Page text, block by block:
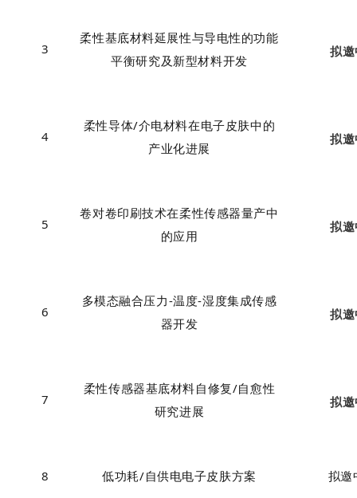
3
柔性基底材料延展性与导电性的功能
平衡研究及新型材料开发
拟
4
柔性导体/介电材料在电子皮肤中的
产业化进展
拟
5
卷对卷印刷技术在柔性传感器量产中
的应用
拟
6
多模态融合压力-温度-湿度集成传感
器开发
拟
7
柔性传感器基底材料自修复/自愈性
研究进展
拟
8 低功耗/自供电电子皮肤方案 拟